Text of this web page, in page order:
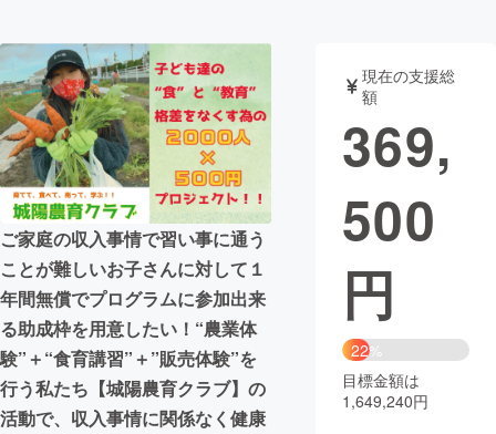
アート・写真 音楽
テクノロジー・ガジェット ゲーム・サ
映像・映画
ビジネス・起業
まちづくり・地域活性化
CAMPFIRE for Social Good
CAMPFIRE Creation
CAMPFIREふるさと納税machi-ya コミュニティ
ご家庭の収入事情で習い事に通う
ことが難しいお子さんに対して１
年間無償でプログラムに参加出来
る助成枠を用意したい！“農業体
験”＋“食育講習”＋”販売体験”を
行う私たち【城陽農育クラブ】の
活動で、収入事情に関係なく健康
現在の支援総
額
369,
500
円
22%
目標金額は
1,649,240円